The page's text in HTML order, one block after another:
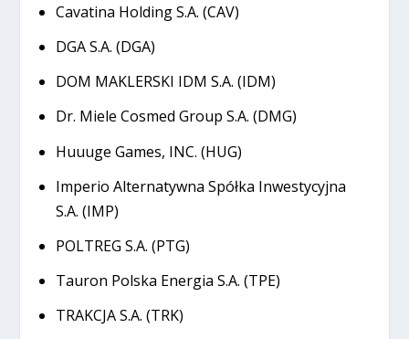
Cavatina Holding S.A. (CAV)
DGA S.A. (DGA)
DOM MAKLERSKI IDM S.A. (IDM)
Dr. Miele Cosmed Group S.A. (DMG)
Huuuge Games, INC. (HUG)
Imperio Alternatywna Spółka Inwestycyjna
S.A. (IMP)
POLTREG S.A. (PTG)
Tauron Polska Energia S.A. (TPE)
TRAKCJA S.A. (TRK)